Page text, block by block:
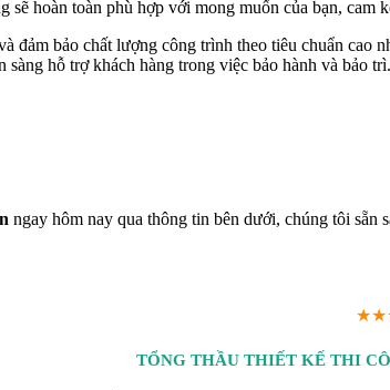
sẽ hoàn toàn phù hợp với mong muốn của bạn,
đảm bảo chất lượng công trình theo tiêu chuẩn cao
sàng hỗ trợ khách hàng trong việc bảo hành và
ngay hôm nay qua thông tin bên dưới, chúng tôi sẵn
TỔNG THẦU THIẾT KẾ THI